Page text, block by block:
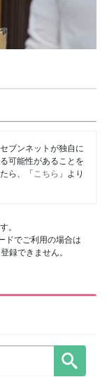
ブンネットが独自に
可能性があることを
ら、「 こちら 」より
。
ドでご利用の場合は
録できません。